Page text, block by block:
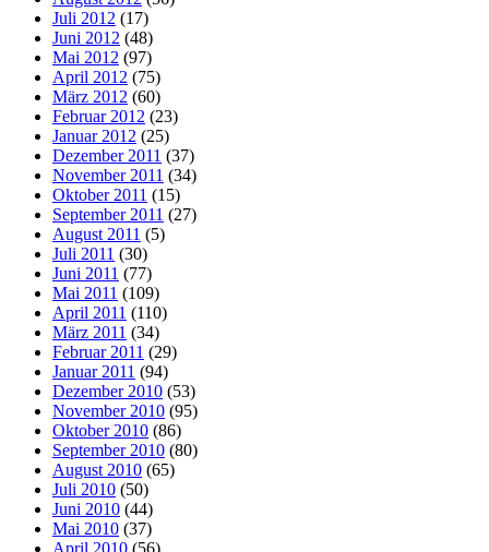
Juli 2012 (17)
Juni 2012 (48)
Mai 2012 (97)
April 2012 (75)
März 2012 (60)
Februar 2012 (23)
Januar 2012 (25)
Dezember 2011 (37)
November 2011 (34)
Oktober 2011 (15)
September 2011 (27)
August 2011 (5)
Juli 2011 (30)
Juni 2011 (77)
Mai 2011 (109)
April 2011 (110)
März 2011 (34)
Februar 2011 (29)
Januar 2011 (94)
Dezember 2010 (53)
November 2010 (95)
Oktober 2010 (86)
September 2010 (80)
August 2010 (65)
Juli 2010 (50)
Juni 2010 (44)
Mai 2010 (37)
April 2010 (56)